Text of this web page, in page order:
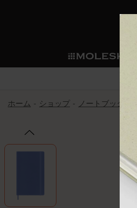
ノートブッ
サブカテゴ
モレスキ
サブカテゴ
ライティ
サブカテ
限定版ノ
スマート
サブカテゴ
モレス
アプリ・
サブカテ
カスタム
カスタム
和紙テープ
ミニノー
別注＆コ
モレスキ
我々の歴
モレスキ
ペンと紙の
持続可能
今すぐメ
ウェルカムオ
通常特典: パ
バースデー
先行プレビ
伝説的なお得
セールへの
モレスキン限
返品期間の延
ホーム ショップ ノートブック